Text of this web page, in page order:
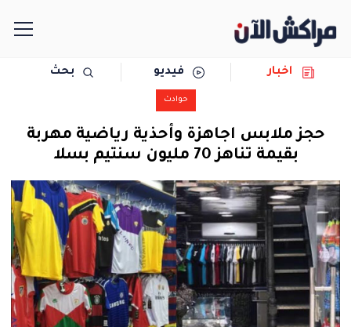
مجتمع
سياسة
رياضة
حوادث
دولية
المرأة
اخبار فيديو بحث
حوادث
حجز ملابس اجاهزة وأحذية رياضية مهربة
بقيمة تناهز 70 مليون سنتيم بسلا